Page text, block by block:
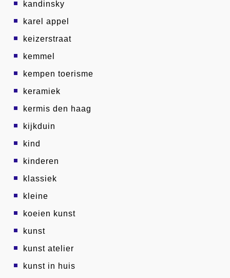
kandinsky
karel appel
keizerstraat
kemmel
kempen toerisme
keramiek
kermis den haag
kijkduin
kind
kinderen
klassiek
kleine
koeien kunst
kunst
kunst atelier
kunst in huis